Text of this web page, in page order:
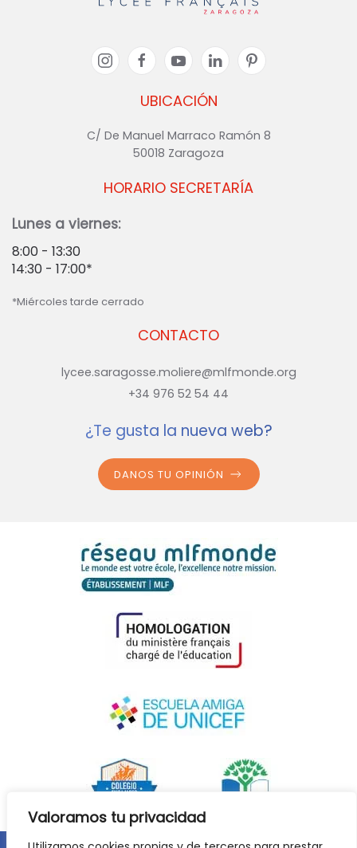
Valoramos tu privacidad
UBICACIÓN
C/ De Manuel Marraco Ramón 8
50018 Zaragoza
CONTACTO
lycee.saragosse.moliere@mlfmonde.org
+34 976 52 54 44
HORARIO SECRETARÍA
Lunes a viernes:
8:00 - 13:30
14:30 - 17:00*
*Miércoles tarde cerrado
¿Te gusta la nueva web?
DANOS TU OPINIÓN